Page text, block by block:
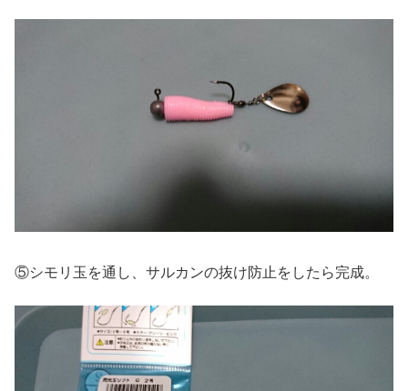
⑤シモリ玉を通し、サルカンの抜け防止をしたら完成。